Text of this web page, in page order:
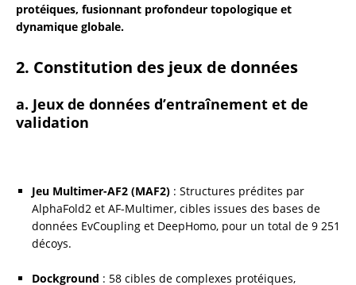
protéiques, fusionnant profondeur topologique et
dynamique globale.
2. Constitution des jeux de données
a. Jeux de données d’entraînement et de
validation
Jeu Multimer-AF2 (MAF2) : Structures prédites par
AlphaFold2 et AF-Multimer, cibles issues des bases de
données EvCoupling et DeepHomo, pour un total de 9 251
décoys.
Dockground : 58 cibles de complexes protéiques,